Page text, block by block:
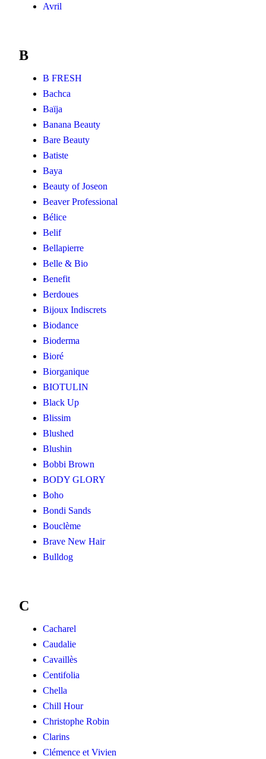
Avril
B
B FRESH
Bachca
Baïja
Banana Beauty
Bare Beauty
Batiste
Baya
Beauty of Joseon
Beaver Professional
Bélice
Belif
Bellapierre
Belle & Bio
Benefit
Berdoues
Bijoux Indiscrets
Biodance
Bioderma
Bioré
Biorganique
BIOTULIN
Black Up
Blissim
Blushed
Blushin
Bobbi Brown
BODY GLORY
Boho
Bondi Sands
Bouclème
Brave New Hair
Bulldog
C
Cacharel
Caudalie
Cavaillès
Centifolia
Chella
Chill Hour
Christophe Robin
Clarins
Clémence et Vivien